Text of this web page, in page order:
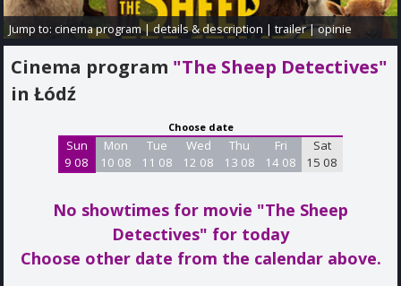
Jump to:cinema program|details & description |trailer|opinie
Cinema program "The Sheep Detectives"
in Łódź
Choose date
Sun
9 08
Mon
10 08
Tue
11 08
Wed
12 08
Thu
13 08
Fri
14 08
Sat
15 08
No showtimes for movie "The Sheep
Detectives" for today
Choose other date from the calendar above.